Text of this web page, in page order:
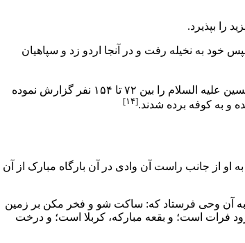
را بپذیرد.
خود به نخیله رفت و در آنجا اردو زد و سپاهیان
را سی هزار نفر و تعداد یاران حسین علیه السلام را بین ۷۲ تا ۱۵۴ نفر گزارش نموده
و به کوفه برده شدند.[۱۴]
از جانب راست آن وادی در آن بارگاه مبارک از آن
آن وحى فرستاد که: ساکت شو و فخر مکن بر زمین
فرات است؛ و بقعه مبارکه، کربلا است؛ و درخت